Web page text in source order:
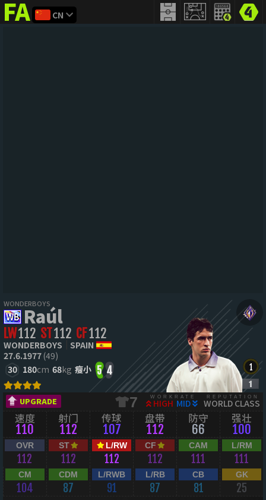
FIFAaddict
CN
WONDERBOYS
Raúl
LW112 ST112 CF112
WONDERBOYS
SPAIN
27.6.1977(49)
30 180cm 68kg 瘦小 5 4
UPGRADE 7 WORKRATE
HIGH MID
REPUTATION
WORLD CLASS
速度
110
射门
112
传球
107
盘带
112
防守
66
强壮
100
OVR
112
ST
112
L/RW
112
CF
112
CAM
111
L/RM
111
CM
104
CDM
87
L/RWB
91
L/RB
87
CB
81
GK
25